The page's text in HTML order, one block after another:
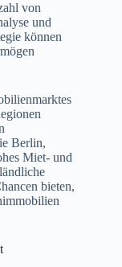
von
und
können
Berlin,
Miet- und
bieten,